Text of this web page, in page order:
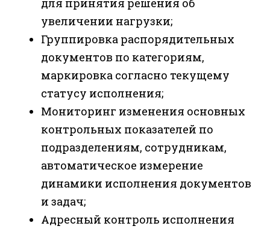
увеличении нагрузки;
Группировка распорядительных
документов по категориям,
маркировка согласно текущему
статусу исполнения;
Мониторинг изменения основных
контрольных показателей по
подразделениям, сотрудникам,
автоматическое измерение
динамики исполнения документов
и задач;
Адресный контроль исполнения